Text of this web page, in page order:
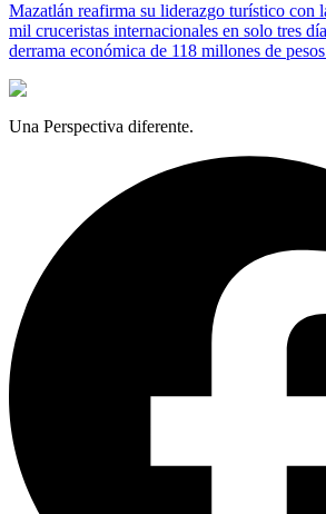
Mazatlán reafirma su liderazgo turístico con
mil cruceristas internacionales en solo tres
derrama económica de 118 millones de
Una Perspectiva diferente.